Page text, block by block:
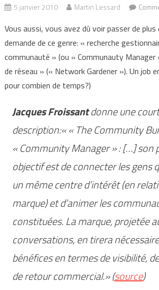
5 janvier 2010 Martin Lessard
Vous aussi, vous avez dû voir passer de plus
demande de ce genre: « recherche
communauté » (ou « Communauty Manager
de réseau » (« Network Gardener »). Un job
pour combien de temps?)
Jacques Froissantdonne une
description:« « The Community
« Community Manager » : […] son
objectif est de connecter les gens
un même centre d’intérêt (en
marque) et d’animer les
constituées. La marque, projetée
conversations, en tirera
bénéfices en termes de visibilité,
de retour commercial.» (source)